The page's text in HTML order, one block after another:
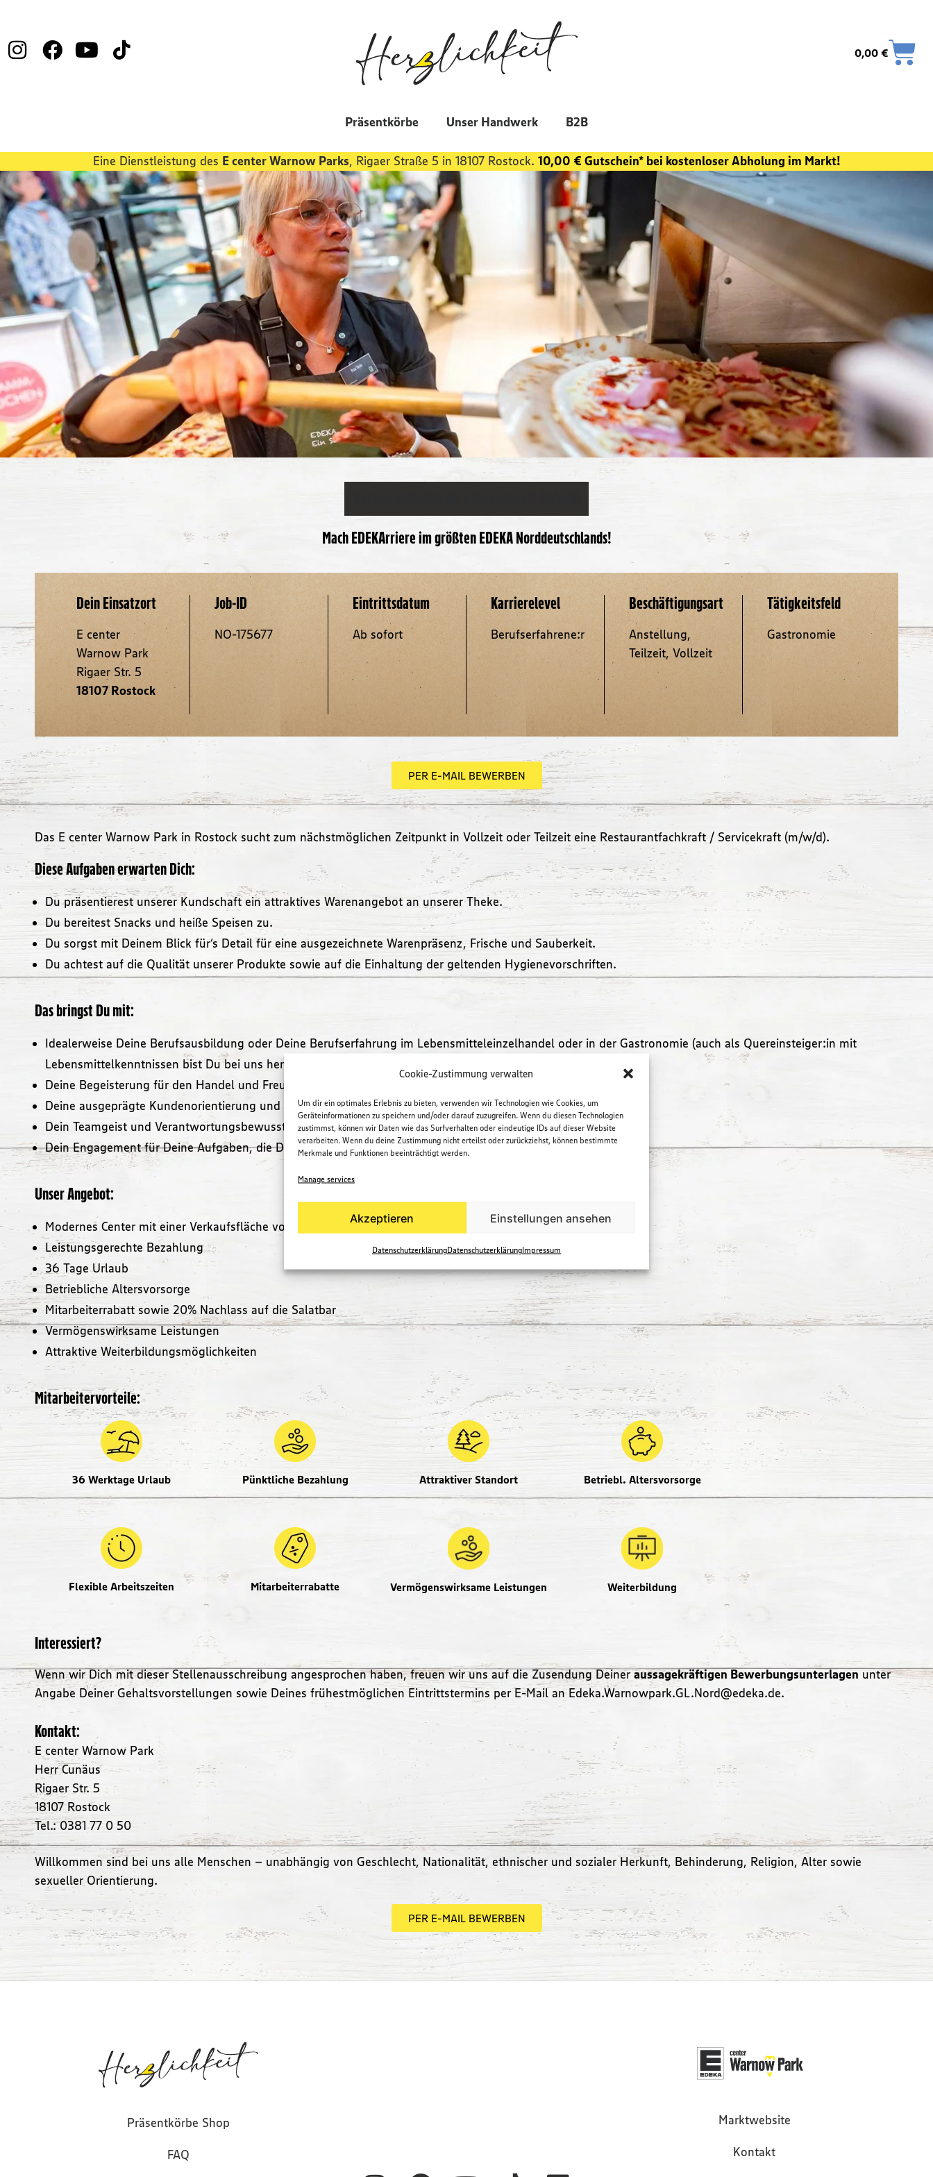
Cookie-Zustimmung verwalten
Um dir ein optimales Erlebnis zu bieten, verwenden wir Technologien wie Cookies, um
Geräteinformationen zu speichern und/oder darauf zuzugreifen. Wenn du diesen Technologien
zustimmst, können wir Daten wie das Surfverhalten oder eindeutige IDs auf dieser Website
verarbeiten. Wenn du deine Zustimmung nicht erteilst oder zurückziehst, können bestimmte
Merkmale und Funktionen beeinträchtigt werden.
Manage services
Akzeptieren Einstellungen ansehen
DatenschutzerklärungDatenschutzerklärungImpressum
0,00 €
Präsentkörbe Unser Handwerk B2B
Eine Dienstleistung des E center Warnow Parks, Rigaer Straße 5 in 18107 Rostock. 10,00 € Gutschein* bei kostenloser Abholung im Markt!
Mach EDEKArriere im größten EDEKA Norddeutschlands!
Dein Einsatzort
E center
Warnow Park
Rigaer Str. 5
18107 Rostock
Job-ID
NO-175677
Eintrittsdatum
Ab sofort
Karrierelevel
Berufserfahrene:r
Beschäftigungsart
Anstellung,
Teilzeit, Vollzeit
Tätigkeitsfeld
Gastronomie
PER E-MAIL BEWERBEN
Das E center Warnow Park in Rostock sucht zum nächstmöglichen Zeitpunkt in Vollzeit oder Teilzeit eine Restaurantfachkraft / Servicekraft (m/w/d).
Diese Aufgaben erwarten Dich:
Du präsentierest unserer Kundschaft ein attraktives Warenangebot an unserer Theke.
Du bereitest Snacks und heiße Speisen zu.
Du sorgst mit Deinem Blick für‘s Detail für eine ausgezeichnete Warenpräsenz, Frische und Sauberkeit.
Du achtest auf die Qualität unserer Produkte sowie auf die Einhaltung der geltenden Hygienevorschriften.
Das bringst Du mit:
Idealerweise Deine Berufsausbildung oder Deine Berufserfahrung im Lebensmitteleinzelhandel oder in der Gastronomie (auch als Quereinsteiger:in mit
Lebensmittelkenntnissen bist Du bei uns herzlich willkommen)
Deine Begeisterung für den Handel und Freude am Umgang mit Menschen
Deine ausgeprägte Kundenorientierung und Kommunikationsstärke
Dein Teamgeist und Verantwortungsbewusstsein
Dein Engagement für Deine Aufgaben, die Du eigenständig und gewissenhaft angehst
Unser Angebot:
Modernes Center mit einer Verkaufsfläche von 9.000qm
Leistungsgerechte Bezahlung
36 Tage Urlaub
Betriebliche Altersvorsorge
Mitarbeiterrabatt sowie 20% Nachlass auf die Salatbar
Vermögenswirksame Leistungen
Attraktive Weiterbildungsmöglichkeiten
Mitarbeitervorteile:
36 Werktage Urlaub Pünktliche Bezahlung Attraktiver Standort Betriebl. Altersvorsorge
Flexible Arbeitszeiten Mitarbeiterrabatte Vermögenswirksame Leistungen Weiterbildung
Interessiert?
Wenn wir Dich mit dieser Stellenausschreibung angesprochen haben, freuen wir uns auf die Zusendung Deineraussagekräftigen Bewerbungsunterlagen unter
Angabe Deiner Gehaltsvorstellungen sowie Deines frühestmöglichen Eintrittstermins per E-Mail an Edeka.Warnowpark.GL.Nord@edeka.de.
Kontakt:
E center Warnow Park
Herr Cunäus
Rigaer Str. 5
18107 Rostock
Tel.: 0381 77 0 50
Willkommen sind bei uns alle Menschen – unabhängig von Geschlecht, Nationalität, ethnischer und sozialer Herkunft, Behinderung, Religion, Alter sowie
sexueller Orientierung.
PER E-MAIL BEWERBEN
Präsentkörbe Shop
FAQ
Marktwebsite
Kontakt